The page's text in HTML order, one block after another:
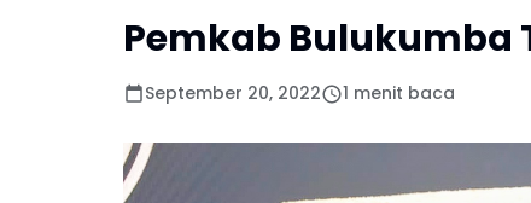
Pemkab Bulukumba
September 20, 2022 1 menit baca